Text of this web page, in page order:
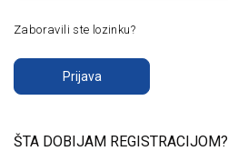
Zaboravili ste lozinku?
Prijava
ŠTA DOBIJAM REGISTRACIJOM?